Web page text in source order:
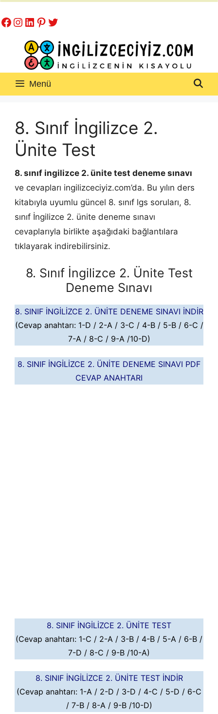
atla
Facebook
Instagram
LinkedIn
Pinterest
Twitter
Menü
8. Sınıf İngilizce 2.
Ünite Test
8. sınıf ingilizce 2. ünite test deneme sınavı
ve cevapları ingilizceciyiz.com’da. Bu yılın ders
kitabıyla uyumlu güncel 8. sınıf lgs soruları, 8.
sınıf İngilizce 2. ünite deneme sınavı
cevaplarıyla birlikte aşağıdaki bağlantılara
tıklayarak indirebilirsiniz.
8. Sınıf İngilizce 2. Ünite Test
Deneme Sınavı
8. SINIF İNGİLİZCE 2. ÜNİTE DENEME SINAVI İNDİR
(Cevap anahtarı: 1-D / 2-A / 3-C / 4-B / 5-B / 6-C /
7-A / 8-C / 9-A /10-D)
8. SINIF İNGİLİZCE 2. ÜNİTE DENEME SINAVI PDF
CEVAP ANAHTARI
8. SINIF İNGİLİZCE 2. ÜNİTE TEST
(Cevap anahtarı: 1-C / 2-A / 3-B / 4-B / 5-A / 6-B /
7-D / 8-C / 9-B /10-A)
8. SINIF İNGİLİZCE 2. ÜNİTE TEST İNDİR
(Cevap anahtarı: 1-A / 2-D / 3-D / 4-C / 5-D / 6-C
/ 7-B / 8-A / 9-B /10-D)